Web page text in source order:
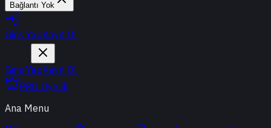
Bağlantı Yok
Giriş YapKayıt Ol
Giriş YapKayıt Ol
PRO Üyelik
Ana Menu